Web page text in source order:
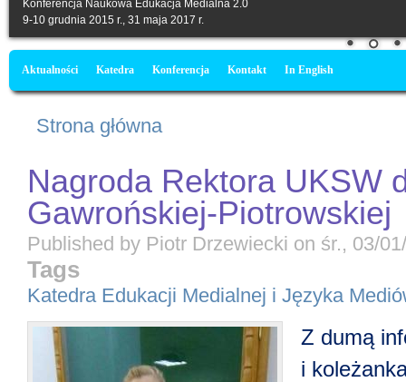
Konferencja Naukowa Edukacja Medialna 2.0
9-10 grudnia 2015 r., 31 maja 2017 r.
Menu główne
Aktualności Katedra Konferencja Kontakt In English
Jesteś tutaj
Strona główna
Nagroda Rektora UKSW
Gawrońskiej-Piotrowskiej
Published by Piotr Drzewiecki on śr., 03/
Tags
Katedra Edukacji Medialnej i Języka
Z dumą
i